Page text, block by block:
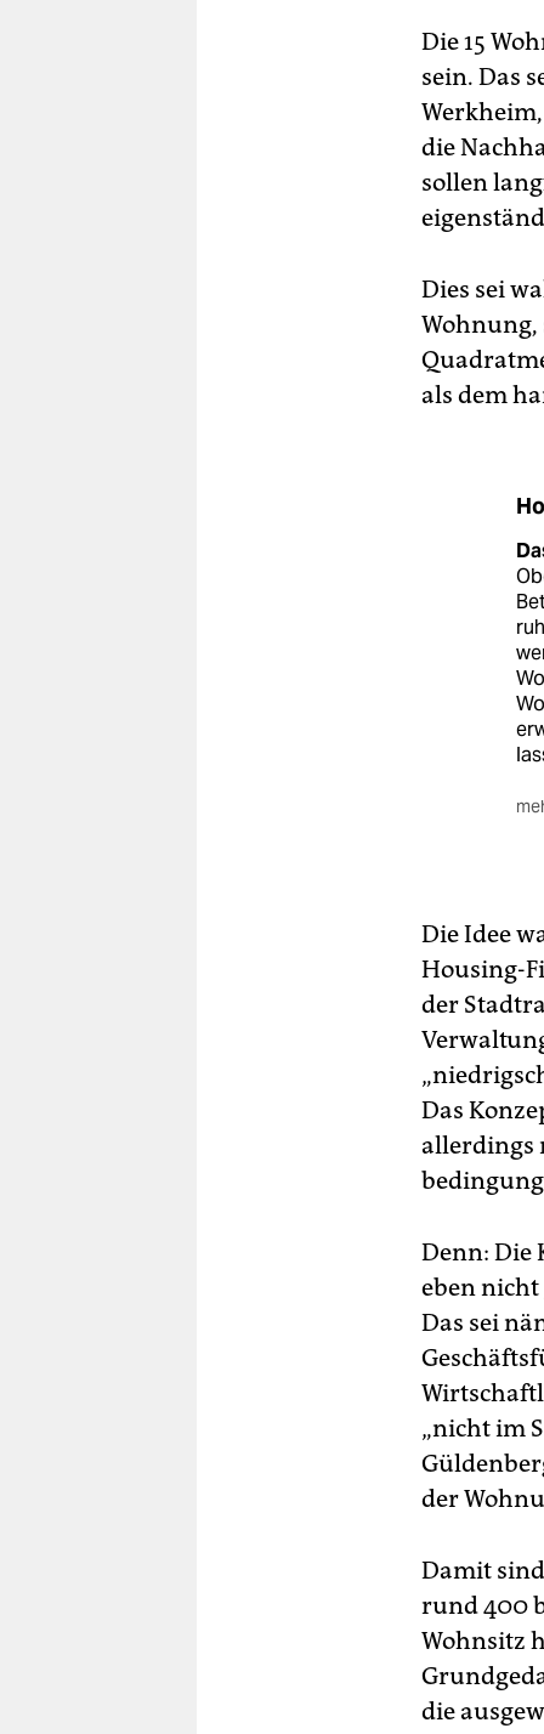
Die 15
sein. Das
die
sollen
Dies sei
Wohnung,
als dem
Die Idee
Housing-
der
Das
allerdings
Denn: Die
eben nicht
Das sei
„nicht im
der
Damit
rund 400
Wohnsitz
die